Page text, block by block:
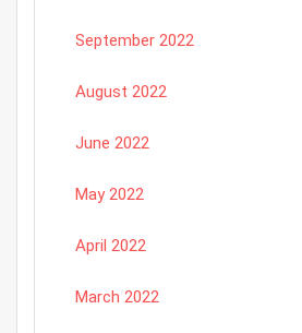
September 2022
August 2022
June 2022
May 2022
April 2022
March 2022